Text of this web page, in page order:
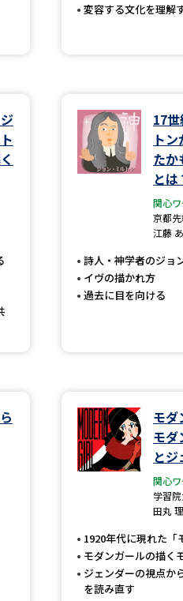
SELFBRAND特集ページ
来場型・Web型イベント特集
受験準備
志望校・出願校を調べる
受験スケジュール
大学で学びたい学問発見
学問のミニ講義「夢ナビ講義」
ユーザーサポート
変容する文化を理解
17
ト
たか
とは
関心
京都
江藤
詩人・神学者のジョ
イヴの描かれ方
過去に目を向ける
モダ
モ
とジ
関心
学習
田丸
1920年代に現れた「
モダンガールの描く
ジェンダーの視点か
を読み直す